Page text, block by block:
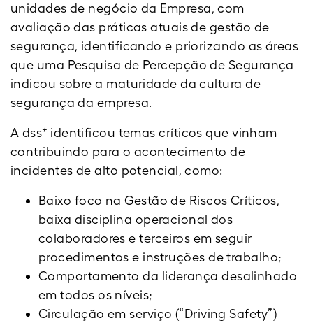
unidades de negócio da Empresa, com
avaliação das práticas atuais de gestão de
segurança, identificando e priorizando as áreas
que uma Pesquisa de Percepção de Segurança
indicou sobre a maturidade da cultura de
segurança da empresa.
A dss+ identificou temas críticos que vinham
contribuindo para o acontecimento de
incidentes de alto potencial, como:
Baixo foco na Gestão de Riscos Críticos,
baixa disciplina operacional dos
colaboradores e terceiros em seguir
procedimentos e instruções de trabalho;
Comportamento da liderança desalinhado
em todos os níveis;
Circulação em serviço (“Driving Safety”)